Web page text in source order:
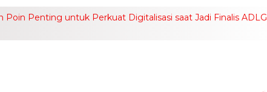
Poin Penting untuk Perkuat Digitalisasi saat Jadi Finalis ADLG